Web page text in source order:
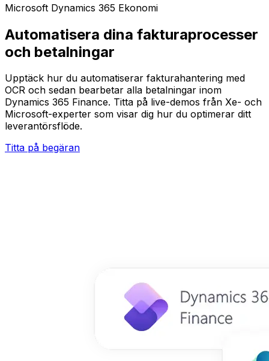
Microsoft Dynamics 365 Ekonomi
Automatisera dina fakturaprocesser
och betalningar
Upptäck hur du automatiserar fakturahantering med
OCR och sedan bearbetar alla betalningar inom
Dynamics 365 Finance. Titta på live-demos från Xe- och
Microsoft-experter som visar dig hur du optimerar ditt
leverantörsflöde.
Titta på begäran